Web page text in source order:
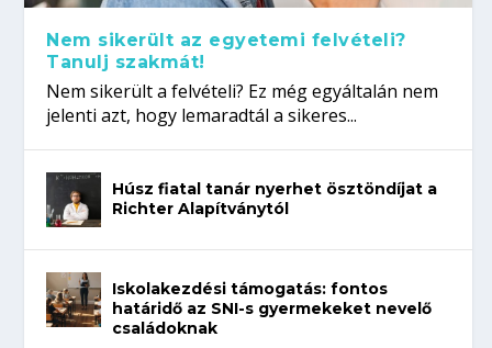
Nem sikerült az egyetemi felvételi?
Tanulj szakmát!
Nem sikerült a felvételi? Ez még egyáltalán nem
jelenti azt, hogy lemaradtál a sikeres...
Húsz fiatal tanár nyerhet ösztöndíjat a
Richter Alapítványtól
Iskolakezdési támogatás: fontos
határidő az SNI-s gyermekeket nevelő
családoknak